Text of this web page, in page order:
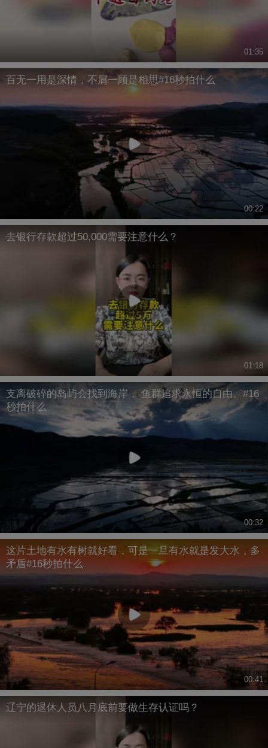
01:35
百无一用是深情，不屑一顾是相思#16秒拍什么
00:22
去银行存款超过50,000需要注意什么？
01:18
支离破碎的岛屿会找到海岸， 鱼群追求永恒的自由。#16
秒拍什么
00:32
这片土地有水有树就好看，可是一旦有水就是发大水，多
矛盾#16秒拍什么
00:41
辽宁的退休人员八月底前要做生存认证吗？